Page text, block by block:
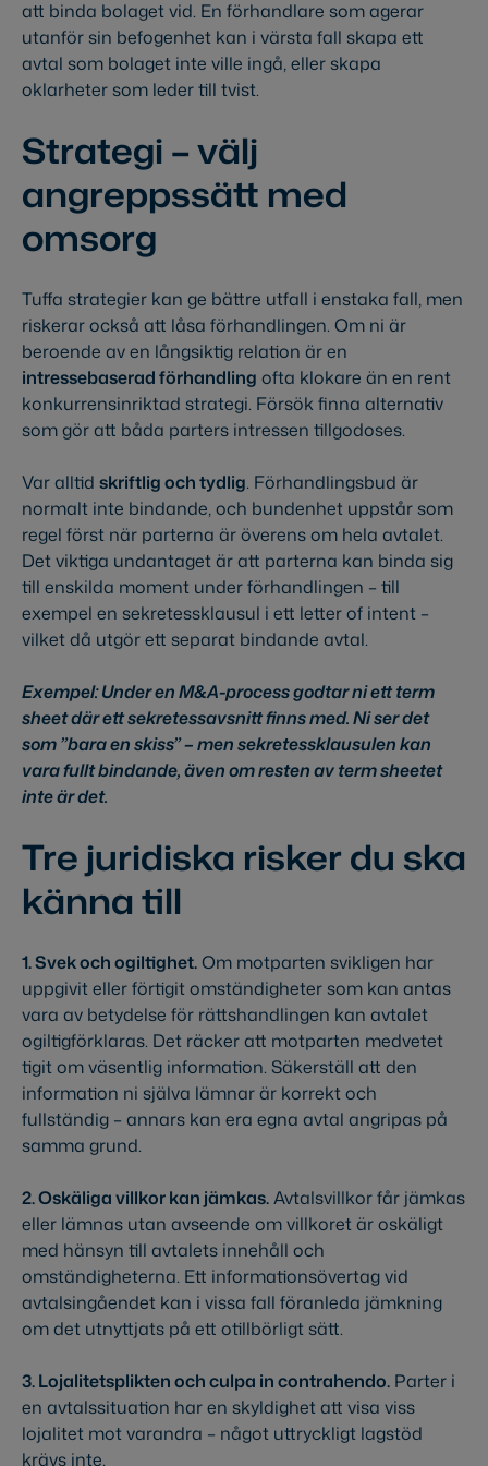
att binda bolaget vid. En förhandlare som agerar
utanför sin befogenhet kan i värsta fall skapa ett
avtal som bolaget inte ville ingå, eller skapa
oklarheter som leder till tvist.
Strategi – välj
angreppssätt med
omsorg
Tuffa strategier kan ge bättre utfall i enstaka fall, men
riskerar också att låsa förhandlingen. Om ni är
beroende av en långsiktig relation är en
intressebaserad förhandling ofta klokare än en rent
konkurrensinriktad strategi. Försök finna alternativ
som gör att båda parters intressen tillgodoses.
Var alltid skriftlig och tydlig. Förhandlingsbud är
normalt inte bindande, och bundenhet uppstår som
regel först när parterna är överens om hela avtalet.
Det viktiga undantaget är att parterna kan binda sig
till enskilda moment under förhandlingen – till
exempel en sekretessklausul i ett letter of intent –
vilket då utgör ett separat bindande avtal.
Exempel: Under en M&A-process godtar ni ett term
sheet där ett sekretessavsnitt finns med. Ni ser det
som ”bara en skiss” – men sekretessklausulen kan
vara fullt bindande, även om resten av term sheetet
inte är det.
Tre juridiska risker du ska
känna till
1. Svek och ogiltighet.Om motparten svikligen har
uppgivit eller förtigit omständigheter som kan antas
vara av betydelse för rättshandlingen kan avtalet
ogiltigförklaras. Det räcker att motparten medvetet
tigit om väsentlig information. Säkerställ att den
information ni själva lämnar är korrekt och
fullständig – annars kan era egna avtal angripas på
samma grund.
2. Oskäliga villkor kan jämkas.Avtalsvillkor får jämkas
eller lämnas utan avseende om villkoret är oskäligt
med hänsyn till avtalets innehåll och
omständigheterna. Ett informationsövertag vid
avtalsingåendet kan i vissa fall föranleda jämkning
om det utnyttjats på ett otillbörligt sätt.
3. Lojalitetsplikten och culpa in contrahendo. Parter i
en avtalssituation har en skyldighet att visa viss
lojalitet mot varandra – något uttryckligt lagstöd
krävs inte.